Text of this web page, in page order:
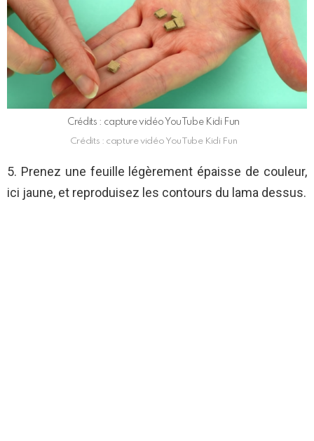
Crédits : capture vidéo YouTube Kidi Fun
Crédits : capture vidéo YouTube Kidi Fun
5. Prenez une feuille légèrement épaisse de couleur,
ici jaune, et reproduisez les contours du lama dessus.